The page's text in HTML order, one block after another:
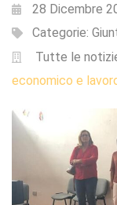
28 Dicembre
Categorie:
Tutte le
economico e